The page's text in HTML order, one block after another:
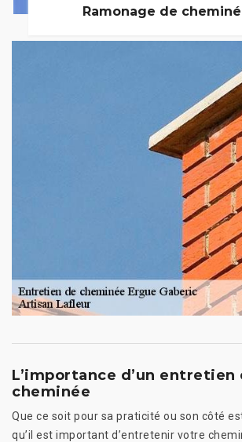
Ramonage de
L’importance d’un entretien
cheminée
Que ce soit pour sa praticité ou son côté
qu’il est important d’entretenir votre